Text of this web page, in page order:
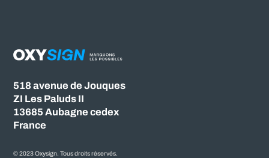
518 avenue de Jouques
ZI Les Paluds II
13685 Aubagne cedex
France
© 2023 Oxysign. Tous droits réservés.